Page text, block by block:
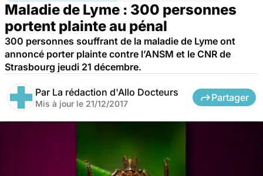
Maladie de Lyme : 300 personnes
portent plainte au pénal
300 personnes souffrant de la maladie de Lyme ont
annoncé porter plainte contre l’ANSM et le CNR de
Strasbourg jeudi 21 décembre.
Par La rédaction d'Allo Docteurs
Mis à jour le 21/12/2017
Partager